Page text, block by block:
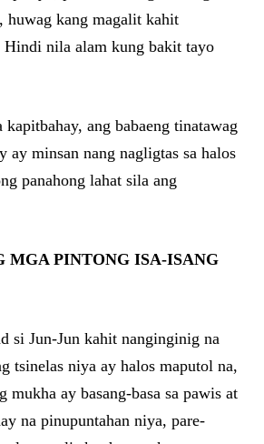
huwag kang magalit kahit
Hindi nila alam kung bakit tayo
ang babaeng tinatawag
ay minsan nang nagligtas sa halos
panahong lahat sila ang
MGA PINTONG ISA-ISANG
si Jun-Jun kahit nanginginig na
tsinelas niya ay halos maputol na,
mukha ay basang-basa sa pawis at
na pinupuntahan niya, pare-